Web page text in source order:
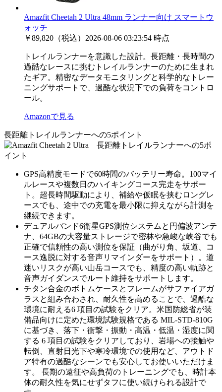
Amazfit Cheetah 2 Ultra 48mm ランナー向け スマートウ
ォッチ
￥89,820（税込） 2026-08-06 03:23:54 時点
トレイルランナーを意識した設計。長距離・長時間の
過酷なレースに挑むトレイルランナーのために生まれ
たギア。精密なデータモニタリングと科学的なトレー
ニングサポートで、過酷な状況下での負荷をコントロ
ール。
Amazonで見る
長距離トレイルランナーへの5ポイント
GPS高精度モードで60時間のバッテリー寿命。100マイ
ルレースや複数日のハイキングコース完走をサポー
ト。超長時間駆動により、補給や仮眠を挟むロングレ
ースでも、途中での充電を最小限に抑えながら計測を
継続できます。
デュアルバンド6衛星GPS測位システムと円偏波アンテ
ナ、64GBの大容量ストレージで密林や急峻な峡谷でも
正確で信頼性の高い測位を保証（曲がり角、坂道、コ
ース逸脱に対する音声リマインダーをサポート）。道
迷いリスクが高い山岳コースでも、精度の高い軌跡と
音声ガイダンスでルート維持をサポートします。
チタン合金のボトムケースとフレームがサファイアガ
ラスと組み合わされ、耐久性を高めることで、過酷な
環境に耐える6 項目の試験をクリア。米国防総省が装
備品向けに定めた環境試験規格である MIL-STD-810G
に基づき、落下・衝撃・振動・高温・低温・湿度に関
する 6 項目の試験をクリアしており、岩場への接触や
転倒、直射日光下や寒冷環境での使用など、アウトド
ア特有の過酷なシーンでも安心してお使いいただけま
す。 長期の遠征や高負荷のトレーニングでも、時計本
体の耐久性を気にせずタフに使い続けられる設計で